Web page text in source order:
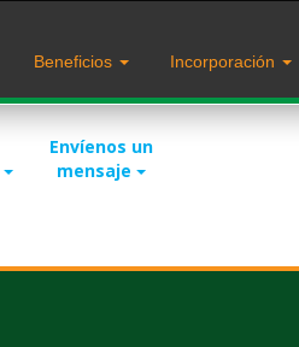
Beneficios Incorporación
Envíenos un
mensaje